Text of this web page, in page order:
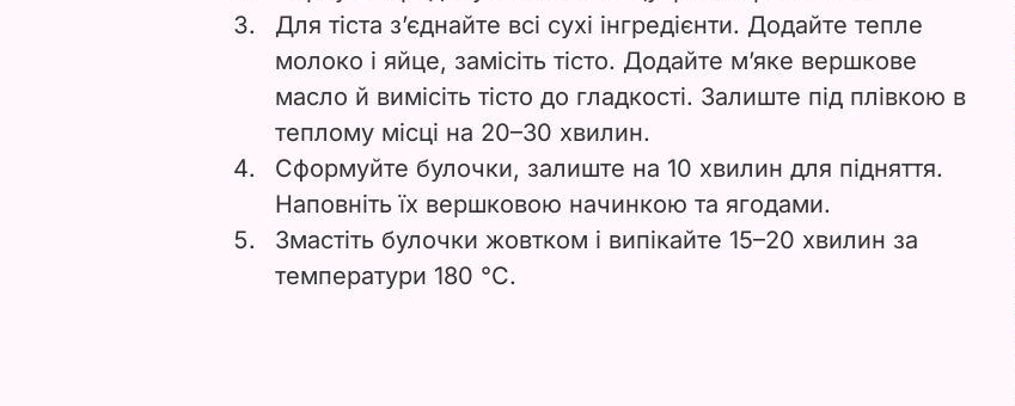
Для тіста з’єднайте всі сухі інгредієнти. Додайте тепле
молоко і яйце, замісіть тісто. Додайте м’яке вершкове
масло й вимісіть тісто до гладкості. Залиште під плівкою в
теплому місці на 20–30 хвилин.
Сформуйте булочки, залиште на 10 хвилин для підняття.
Наповніть їх вершковою начинкою та ягодами.
Змастіть булочки жовтком і випікайте 15–20 хвилин за
температури 180 °C.